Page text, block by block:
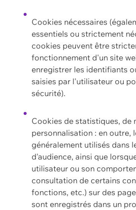
Cookies nécessaires
essentiels ou strictement
cookies peuvent être
fonctionnement d'un site
enregistrer les identifiants
saisies par l'utilisateur ou
sécurité).
Cookies de statistiques, de
personnalisation : en outre,
généralement utilisés dans
d'audience, ainsi que
utilisateur ou son
consultation de certains
fonctions, etc.) sur des
sont enregistrés dans un